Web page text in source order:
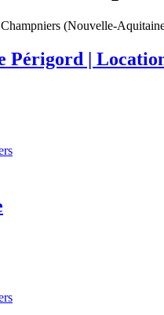
Champniers (Nouvelle-
Périgord |